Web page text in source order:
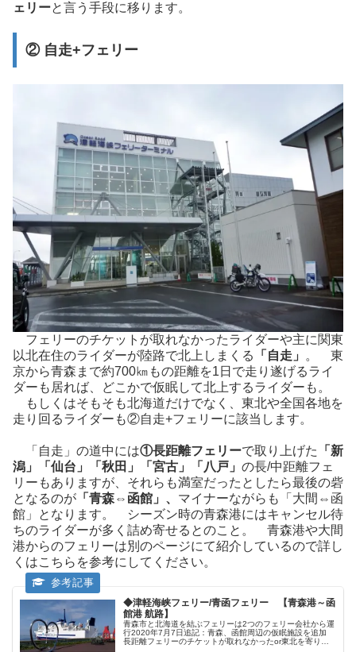
ェリーと言う手段に移ります。
② 自走+フェリー
フェリーのチケットが取れなかったライダーや主に関東
以北在住のライダーが陸路で北上しまくる
「自走」
。 東
京から青森まで約700㎞もの距離を1日で走り遂げるライ
ダーも居れば、どこかで仮眠して北上するライダーも。
もしくはそもそも北海道だけでなく、東北や全国各地を
走り回るライダーも②自走+フェリーに該当します。
「自走」の道中には①長距離フェリーで取り上げた
「新
潟」「仙台」「秋田」「宮古」「八戸」 の長/中距離フェ
リーもありますが、それらも満室だったとしたら最後の砦
となるのが 「青森⇔函館」、 マイナーながらも「大間⇔函
館」となります。 シーズン時の青森港にはキャンセル待
ちのライダーが多く詰め寄せるとのこと。 青森港や大間
港からのフェリーは別のページにて紹介しているので詳し
くはこちらを参考にしてください。
◆津軽海峡フェリー/青函フェリー 【青森港～函
館港 航路】
青森市と北海道を結ぶフェリーは2つのフェリー会社から運
行2020年7月7日追記：青森、函館周辺の仮眠施設を追加
長距離フェリーのチケットが取れなかったor東北を寄り道